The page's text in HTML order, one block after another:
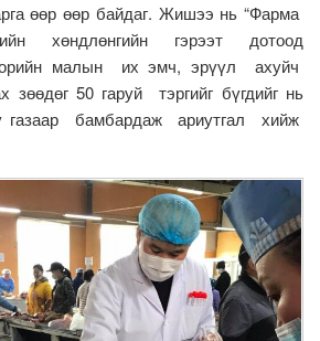
өөр өөр байдаг. Жишээ нь “Фарма
хөндлөнгийн гэрээт дотоод
малын их эмч, эрүүл ахуйч
зөөдөг 50 гаруй тэргийг бүгдийг нь
газаар бамбардаж ариутгал хийж